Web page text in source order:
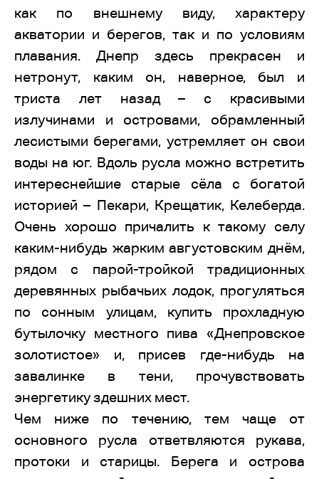
как по внешнему виду, характеру
акватории и берегов, так и по условиям
плавания. Днепр здесь прекрасен и
нетронут, каким он, наверное, был и
триста лет назад – с красивыми
излучинами и островами, обрамленный
лесистыми берегами, устремляет он свои
воды на юг. Вдоль русла можно встретить
интереснейшие старые сёла с богатой
историей – Пекари, Крещатик, Келеберда.
Очень хорошо причалить к такому селу
каким-нибудь жарким августовским днём,
рядом с парой-тройкой традиционных
деревянных рыбачьих лодок, прогуляться
по сонным улицам, купить прохладную
бутылочку местного пива «Днепровское
золотистое» и, присев где-нибудь на
завалинке в тени, прочувствовать
энергетику здешних мест.
Чем ниже по течению, тем чаще от
основного русла ответвляются рукава,
протоки и старицы. Берега и острова